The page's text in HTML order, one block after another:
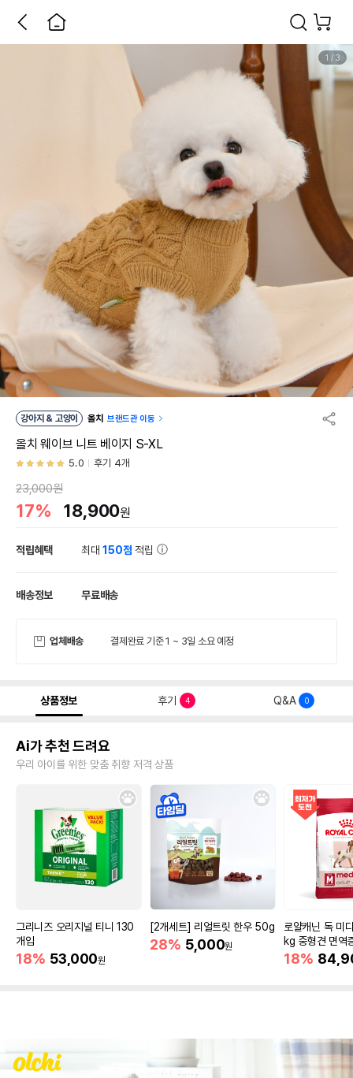
1 / 3
강아지 & 고양이 올치 브랜드관 이동
올치 웨이브 니트 베이지 S-XL
5.0 후기 4개
23,000원
17% 18,900원
적립혜택 최대150점 적립
배송정보 무료배송
업체배송 결제완료 기준 1 ~ 3일 소요 예정
상품정보 후기 4 Q&A 0
Ai가 추천 드려요
우리 아이를 위한 맞춤 취향 저격 상품
그리니즈 오리지널 티니 130
개입
18% 53,000원
[2개세트] 리얼트릿 한우 50g
28% 5,000원
로얄캐닌 독 미
kg 중형견 면역
18%